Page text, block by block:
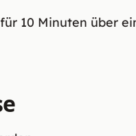
10 Minuten über